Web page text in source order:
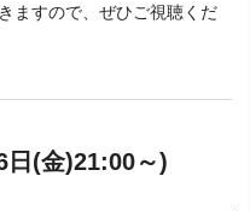
ますので、ぜひご視聴くだ
日(金)21:00～)